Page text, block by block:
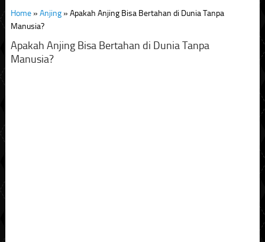
Home» Anjing» Apakah Anjing Bisa Bertahan di Dunia Tanpa
Manusia?
Apakah Anjing Bisa Bertahan di Dunia Tanpa
Manusia?